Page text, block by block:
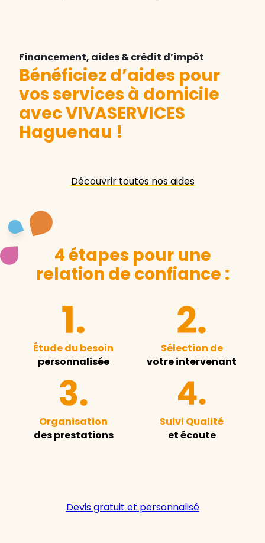
Financement, aides & crédit d’impôt
Bénéficiez d’aides pour
vos services à domicile
avec VIVASERVICES
Haguenau !
Découvrir toutes nos aides
4 étapes pour une
relation de confiance :
Étude du besoin
personnalisée
Sélection de
votre intervenant
Organisation
des prestations
Suivi Qualité
et écoute
Devis gratuit et personnalisé